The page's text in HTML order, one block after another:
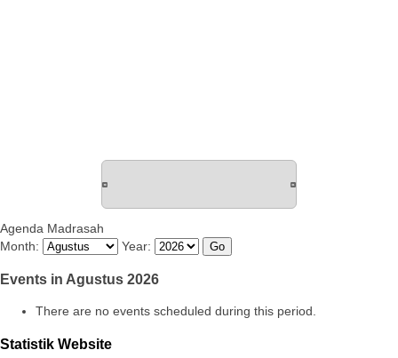
Agenda Madrasah
Month:
Year:
Events in Agustus 2026
There are no events scheduled during this period.
Statistik Website